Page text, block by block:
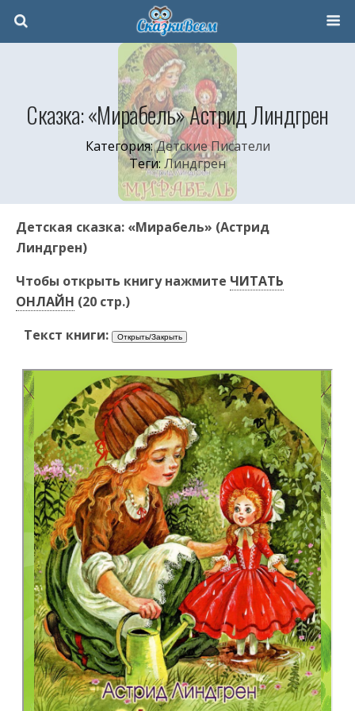
Cказка: «Мирабель» Астрид Линдгрен
Категория:Детские Писатели
Теги:Линдгрен
Детская сказка: «Мирабель» (Астрид
Линдгрен)
Чтобы открыть книгу нажмите ЧИТАТЬ
ОНЛАЙН (20 стр.)
Текст книги: